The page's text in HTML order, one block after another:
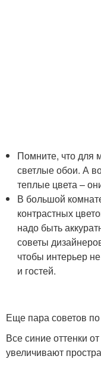
Помните, что для
светлые обои. А
теплые цвета –
В большой
контрастных
надо быть
советы
чтобы интерьер
и гостей.
Еще пара советов
Все синие оттенки
увеличивают